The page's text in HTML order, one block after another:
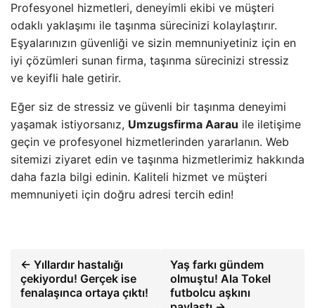
Profesyonel hizmetleri, deneyimli ekibi ve müşteri
odaklı yaklaşımı ile taşınma sürecinizi kolaylaştırır.
Eşyalarınızın güvenliği ve sizin memnuniyetiniz için en
iyi çözümleri sunan firma, taşınma sürecinizi stressiz
ve keyifli hale getirir.
Eğer siz de stressiz ve güvenli bir taşınma deneyimi
yaşamak istiyorsanız, Umzugsfirma Aarau ile iletişime
geçin ve profesyonel hizmetlerinden yararlanın. Web
sitemizi ziyaret edin ve taşınma hizmetlerimiz hakkında
daha fazla bilgi edinin. Kaliteli hizmet ve müşteri
memnuniyeti için doğru adresi tercih edin!
← Yıllardır hastalığı
çekiyordu! Gerçek ise
fenalaşınca ortaya çıktı!
Yaş farkı gündem
olmuştu! Ala Tokel
futbolcu aşkını